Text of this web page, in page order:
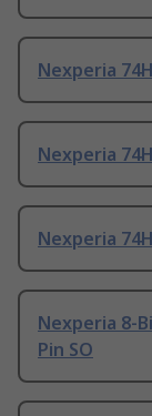
Nexperia
Nexperia
Nexperia
Nexperia 8-
Pin SO